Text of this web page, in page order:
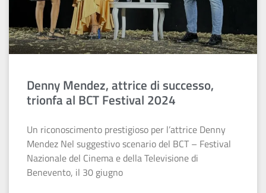
Denny Mendez, attrice di successo,
trionfa al BCT Festival 2024
Un riconoscimento prestigioso per l’attrice Denny
Mendez Nel suggestivo scenario del BCT – Festival
Nazionale del Cinema e della Televisione di
Benevento, il 30 giugno